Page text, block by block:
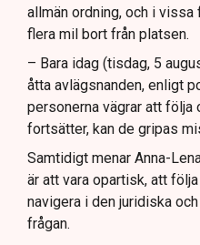
allmän ordning, och i
flera mil bort från platsen.
– Bara idag (tisdag, 5
åtta avlägsnanden, enligt
personerna vägrar att följa
fortsätter, kan de gripas
Samtidigt menar Anna-
är att vara opartisk, att
navigera i den juridiska
frågan.